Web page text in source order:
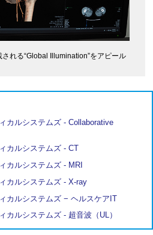
れる“Global Illumination”をアピール
カルシステムズ - Collaborative
カルシステムズ - CT
カルシステムズ - MRI
カルシステムズ - X-ray
カルシステムズ − ヘルスケアIT
カルシステムズ - 超音波（UL）